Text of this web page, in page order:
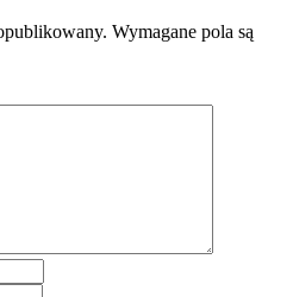
Wymagane pola są